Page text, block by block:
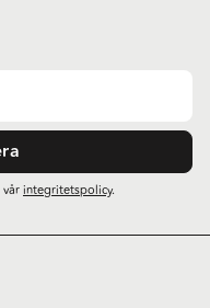
integritetspolicy.